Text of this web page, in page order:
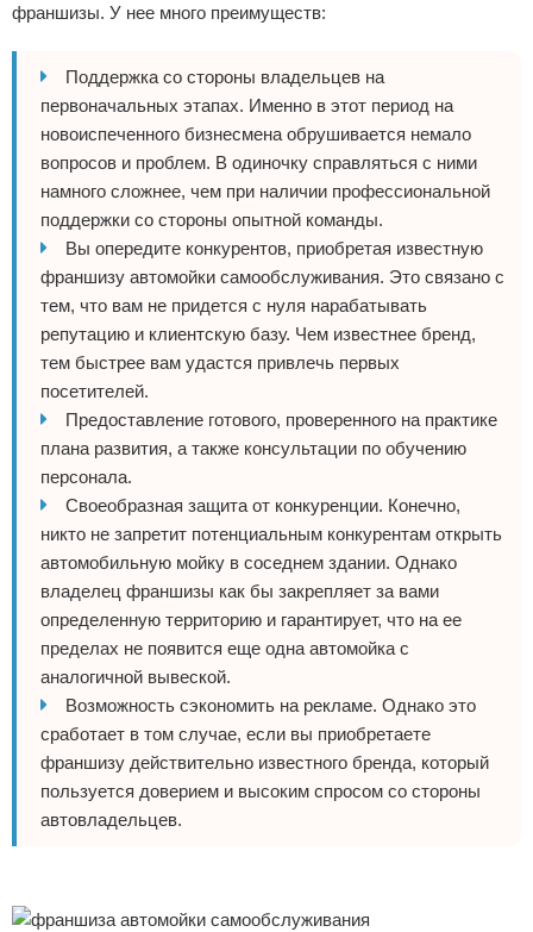
франшизы. У нее много преимуществ:
Поддержка со стороны владельцев на
первоначальных этапах. Именно в этот период на
новоиспеченного бизнесмена обрушивается немало
вопросов и проблем. В одиночку справляться с ними
намного сложнее, чем при наличии профессиональной
поддержки со стороны опытной команды.
Вы опередите конкурентов, приобретая известную
франшизу автомойки самообслуживания. Это связано с
тем, что вам не придется с нуля нарабатывать
репутацию и клиентскую базу. Чем известнее бренд,
тем быстрее вам удастся привлечь первых
посетителей.
Предоставление готового, проверенного на практике
плана развития, а также консультации по обучению
персонала.
Своеобразная защита от конкуренции. Конечно,
никто не запретит потенциальным конкурентам открыть
автомобильную мойку в соседнем здании. Однако
владелец франшизы как бы закрепляет за вами
определенную территорию и гарантирует, что на ее
пределах не появится еще одна автомойка с
аналогичной вывеской.
Возможность сэкономить на рекламе. Однако это
сработает в том случае, если вы приобретаете
франшизу действительно известного бренда, который
пользуется доверием и высоким спросом со стороны
автовладельцев.